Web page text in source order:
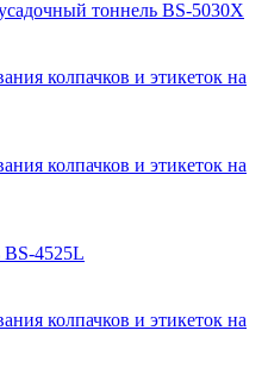
тоннель BS-5030X
колпачков и этикеток на
колпачков и этикеток на
BS-4525L
колпачков и этикеток на